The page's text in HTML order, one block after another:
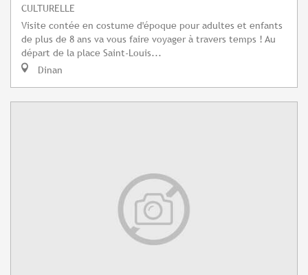
CULTURELLE
Visite contée en costume d'époque pour adultes et enfants
de plus de 8 ans va vous faire voyager à travers temps ! Au
départ de la place Saint-Louis...
Dinan